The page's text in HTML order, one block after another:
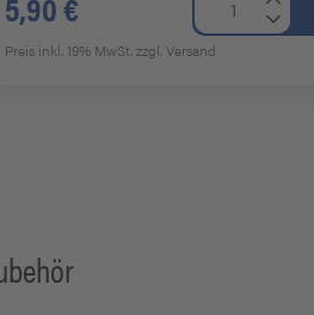
Preis inkl. 19% MwSt.zzgl. Versand